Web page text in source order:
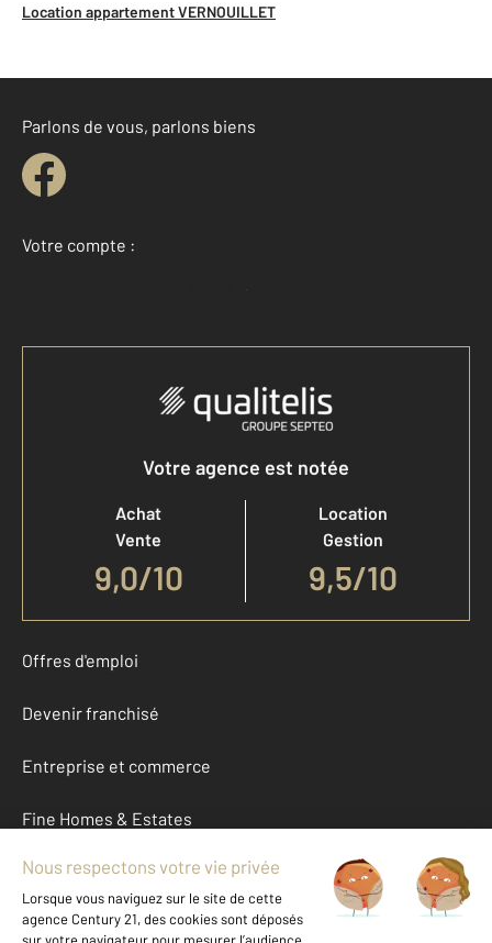
Location appartement VERNOUILLET
Parlons de vous, parlons biens
Votre compte :
Accéder à mon compte
Votre agence est notée
Achat
Vente
9,0/10
Location
Gestion
9,5/10
Offres d'emploi
Devenir franchisé
Entreprise et commerce
Fine Homes & Estates
À propos
International